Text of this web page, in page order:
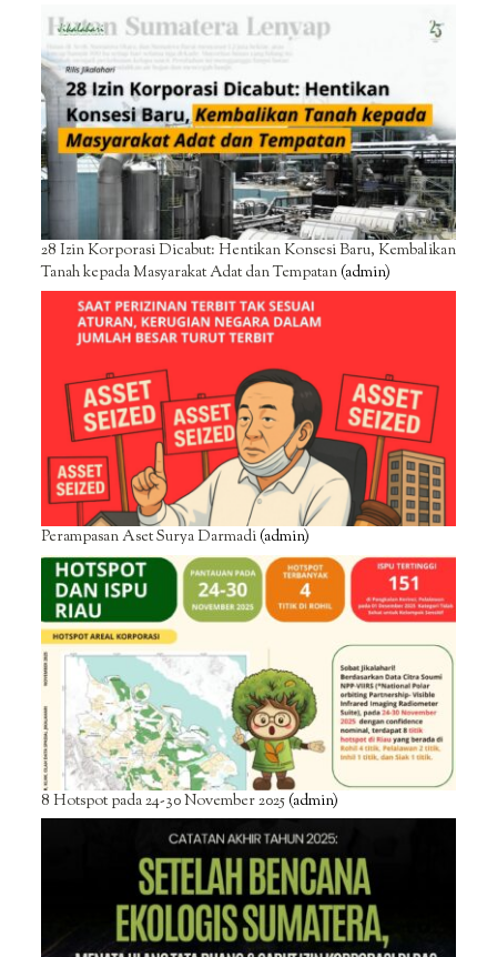
28 Izin Korporasi Dicabut: Hentikan Konsesi Baru, Kembalikan
Tanah kepada Masyarakat Adat dan Tempatan(admin)
Perampasan Aset Surya Darmadi(admin)
8 Hotspot pada 24-30 November 2025(admin)